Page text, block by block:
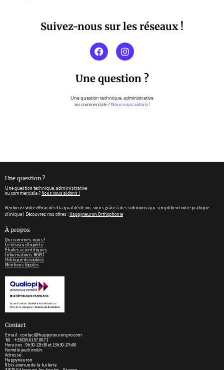
Suivez-nous sur les réseaux !
Une question ?
Une question technique, administrative
ou commerciale ?Nous vous aidons !
Une question ?
Une question technique, administrative
ou commerciale ? Nous vous aidons !
Renforcez votre efficacité et la qualité de vos soins grâce à des solutions qui simplifient votre pratique
clinique ! Découvrez nos offres : Happyneuron Orthophonie
À propos
Qui sommes-nous?
Le réseau d’experts
Etudes scientifiques
Informations RGPD
Politique de cookies
Mentions légales
Contact
Email : contact@happyneuronpro.com
Tél. : +33(0)5.61.57.00.71
Horaires : 9h30-12h30 et 13h30-17h00
Fermé le jeudi matin.
Adresse :
Happyneuron
8 bis avenue de la tuilerie